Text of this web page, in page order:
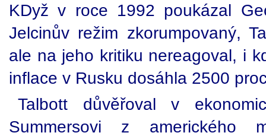
KDyž v roce 1992 poukázal
Jelcinův režim zkorumpovaný,
ale na jeho kritiku nereagoval, i
inflace v Rusku dosáhla 2500
Talbott důvěřoval v
Summersovi z amerického